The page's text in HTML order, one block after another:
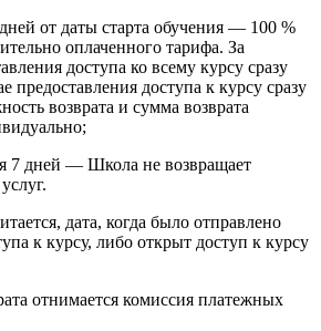
от даты старта обучения — 100 %
оплаченного тарифа. За
доступа ко всему курсу сразу
предоставления доступа к курсу сразу
возврата и сумма возврата
7 дней — Школа не возвращает
дата, когда было отправлено
к курсу, либо открыт доступ к курсу
отнимается комиссия платежных